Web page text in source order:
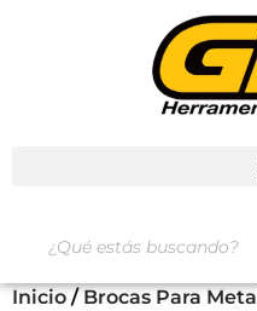
Inicio / Brocas Para